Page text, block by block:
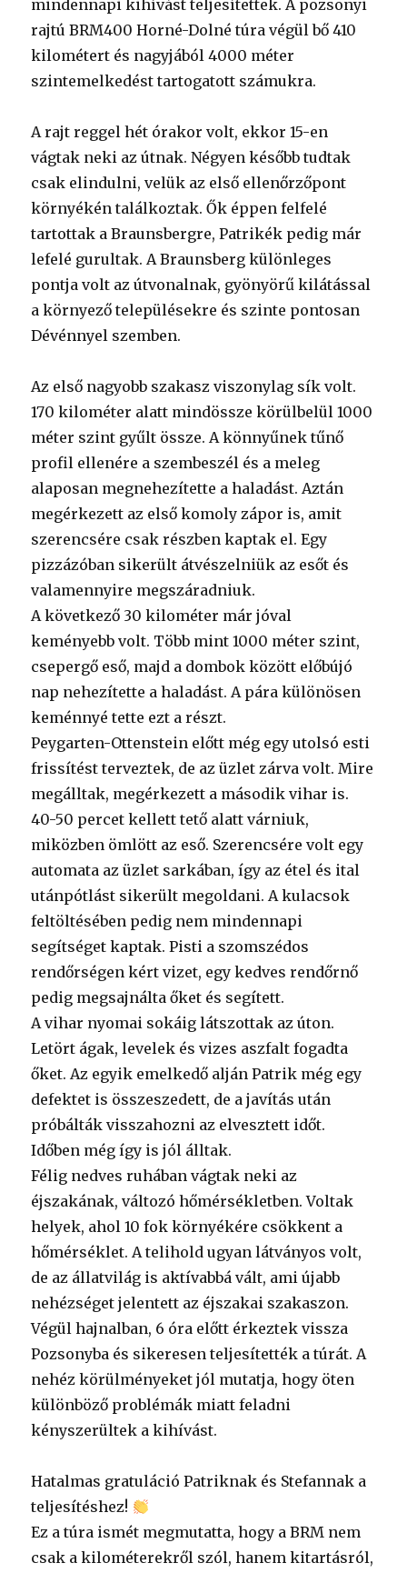
mindennapi kihívást teljesítettek. A pozsonyi
rajtú BRM400 Horné-Dolné túra végül bő 410
kilométert és nagyjából 4000 méter
szintemelkedést tartogatott számukra.
A rajt reggel hét órakor volt, ekkor 15-en
vágtak neki az útnak. Négyen később tudtak
csak elindulni, velük az első ellenőrzőpont
környékén találkoztak. Ők éppen felfelé
tartottak a Braunsbergre, Patrikék pedig már
lefelé gurultak. A Braunsberg különleges
pontja volt az útvonalnak, gyönyörű kilátással
a környező településekre és szinte pontosan
Dévénnyel szemben.
Az első nagyobb szakasz viszonylag sík volt.
170 kilométer alatt mindössze körülbelül 1000
méter szint gyűlt össze. A könnyűnek tűnő
profil ellenére a szembeszél és a meleg
alaposan megnehezítette a haladást. Aztán
megérkezett az első komoly zápor is, amit
szerencsére csak részben kaptak el. Egy
pizzázóban sikerült átvészelniük az esőt és
valamennyire megszáradniuk.
A következő 30 kilométer már jóval
keményebb volt. Több mint 1000 méter szint,
csepergő eső, majd a dombok között előbújó
nap nehezítette a haladást. A pára különösen
keménnyé tette ezt a részt.
Peygarten-Ottenstein előtt még egy utolsó esti
frissítést terveztek, de az üzlet zárva volt. Mire
megálltak, megérkezett a második vihar is.
40-50 percet kellett tető alatt várniuk,
miközben ömlött az eső. Szerencsére volt egy
automata az üzlet sarkában, így az étel és ital
utánpótlást sikerült megoldani. A kulacsok
feltöltésében pedig nem mindennapi
segítséget kaptak. Pisti a szomszédos
rendőrségen kért vizet, egy kedves rendőrnő
pedig megsajnálta őket és segített.
A vihar nyomai sokáig látszottak az úton.
Letört ágak, levelek és vizes aszfalt fogadta
őket. Az egyik emelkedő alján Patrik még egy
defektet is összeszedett, de a javítás után
próbálták visszahozni az elvesztett időt.
Időben még így is jól álltak.
Félig nedves ruhában vágtak neki az
éjszakának, változó hőmérsékletben. Voltak
helyek, ahol 10 fok környékére csökkent a
hőmérséklet. A telihold ugyan látványos volt,
de az állatvilág is aktívabbá vált, ami újabb
nehézséget jelentett az éjszakai szakaszon.
Végül hajnalban, 6 óra előtt érkeztek vissza
Pozsonyba és sikeresen teljesítették a túrát. A
nehéz körülményeket jól mutatja, hogy öten
különböző problémák miatt feladni
kényszerültek a kihívást.
Hatalmas gratuláció Patriknak és Stefannak a
teljesítéshez!
Ez a túra ismét megmutatta, hogy a BRM nem
csak a kilométerekről szól, hanem kitartásról,